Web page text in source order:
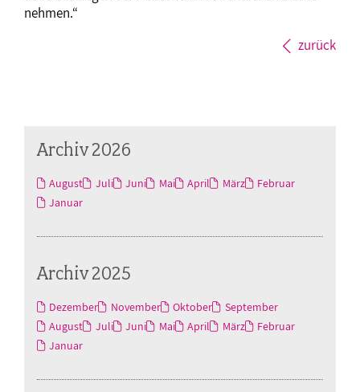
nehmen.“
zurück
Archiv 2026
August Juli Juni Mai April März
Februar
Januar
Archiv 2025
Dezember November Oktober
September
August
Juli Juni Mai April März
Februar
Januar